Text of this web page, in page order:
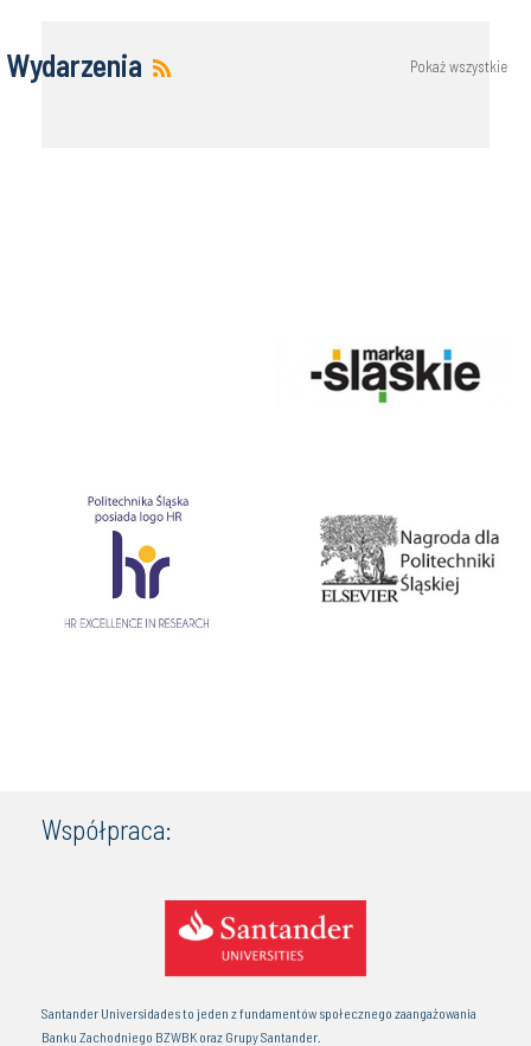
Wydarzenia Pokaż wszystkie
Współpraca:
Santander Universidades to jeden z fundamentów społecznego zaangażowania
Banku Zachodniego BZWBK oraz Grupy Santander.